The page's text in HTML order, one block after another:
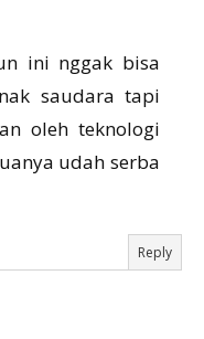
ini nggak bisa
saudara tapi
oleh teknologi
udah serba
Reply